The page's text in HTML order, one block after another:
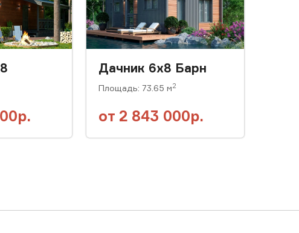
Дачник 6х8 Барн
Площадь: 73.65 м2
от 2 843 000р.